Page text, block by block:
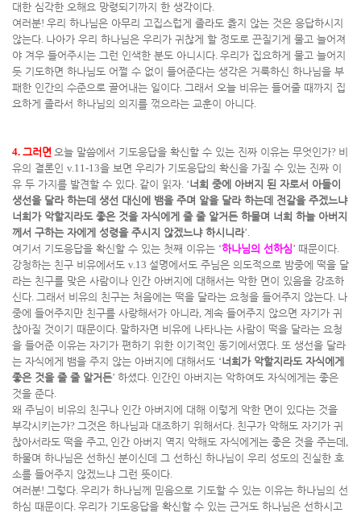
대한 심각한 오해요 망령되기까지 한 생각이다.
여러분! 우리 하나님은 아무리 고집스럽게 졸라도 옳지 않는 것은 응답하시지
않는다. 나아가 우리 하나님은 우리가 귀찮게 할 정도로 끈질기게 물고 늘어져
야 겨우 들어주시는 그런 인색한 분도 아니시다. 우리가 집요하게 물고 늘어지
듯 기도하면 하나님도 어쩔 수 없이 들어준다는 생각은 거룩하신 하나님을 부
패한 인간의 수준으로 끌어내는 일이다. 그래서 오늘 비유는 들어줄 때까지 집
요하게 졸라서 하나님의 의지를 꺾으라는 교훈이 아니다.
4. 그러면 오늘 말씀에서 기도응답을 확신할 수 있는 진짜 이유는 무엇인가? 비
유의 결론인 v.11-13을 보면 우리가 기도응답의 확신을 가질 수 있는 진짜 이
유 두 가지를 발견할 수 있다. 같이 읽자. ‘너희 중에 아버지 된 자로서 아들이
생선을 달라 하는데 생선 대신에 뱀을 주며 알을 달라 하는데 전갈을 주겠느냐
너희가 악할지라도 좋은 것을 자식에게 줄 줄 알거든 하물며 너희 하늘 아버지
께서 구하는 자에게 성령을 주시지 않겠느냐 하시니라’.
여기서 기도응답을 확신할 수 있는 첫째 이유는 ‘하나님의 선하심’ 때문이다.
강청하는 친구 비유에서도 v.13 설명에서도 주님은 의도적으로 밤중에 떡을 달
라는 친구를 맞은 사람이나 인간 아버지에 대해서는 악한 면이 있음을 강조하
신다. 그래서 비유의 친구는 처음에는 떡을 달라는 요청을 들어주지 않는다. 나
중에 들어주지만 친구를 사랑해서가 아니라, 계속 들어주지 않으면 자기가 귀
찮아질 것이기 때문이다. 말하자면 비유에 나타나는 사람이 떡을 달라는 요청
을 들어준 이유는 자기가 편하기 위한 이기적인 동기에서였다. 또 생선을 달라
는 자식에게 뱀을 주지 않는 아버지에 대해서도 ‘너희가 악할지라도 자식에게
좋은 것을 줄 줄 알거든’ 하셨다. 인간인 아버지는 악하여도 자식에게는 좋은
것을 준다.
왜 주님이 비유의 친구나 인간 아버지에 대해 이렇게 악한 면이 있다는 것을
부각시키는가? 그것은 하나님과 대조하기 위해서다. 친구가 악해도 자기가 귀
찮아서라도 떡을 주고, 인간 아버지 역지 악해도 자식에게는 좋은 것을 주는데 ,
하물며 하나님은 선하신 분이신데 그 선하신 하나님이 우리 성도의 진실한 호
소를 들어주지 않겠느냐 그런 뜻이다.
여러분! 그렇다. 우리가 하나님께 믿음으로 기도할 수 있는 이유는 하나님의 선
하심 때문이다. 우리가 기도응답을 확신할 수 있는 근거도 하나님은 선하시고